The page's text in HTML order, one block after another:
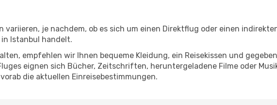
variieren, je nachdem, ob es sich um einen Direktflug oder einen
Istanbul handelt.
empfehlen wir Ihnen bequeme Kleidung, ein Reisekissen und
eignen sich Bücher, Zeitschriften, heruntergeladene Filme oder
die aktuellen Einreisebestimmungen.